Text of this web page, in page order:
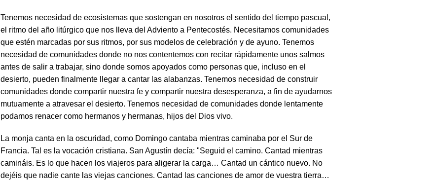
Tenemos necesidad de ecosistemas que sostengan en nosotros el sentido del tiempo pascual,
el ritmo del año litúrgico que nos lleva del Adviento a Pentecostés. Necesitamos comunidades
que estén marcadas por sus ritmos, por sus modelos de celebración y de ayuno. Tenemos
necesidad de comunidades donde no nos contentemos con recitar rápidamente unos salmos
antes de salir a trabajar, sino donde somos apoyados como personas que, incluso en el
desierto, pueden finalmente llegar a cantar las alabanzas. Tenemos necesidad de construir
comunidades donde compartir nuestra fe y compartir nuestra desesperanza, a fin de ayudarnos
mutuamente a atravesar el desierto. Tenemos necesidad de comunidades donde lentamente
podamos renacer como hermanos y hermanas, hijos del Dios vivo.
La monja canta en la oscuridad, como Domingo cantaba mientras caminaba por el Sur de
Francia. Tal es la vocación cristiana. San Agustín decía: "Seguid el camino. Cantad mientras
camináis. Es lo que hacen los viajeros para aligerar la carga… Cantad un cántico nuevo. No
dejéis que nadie cante las viejas canciones. Cantad las canciones de amor de vuestra tierra…